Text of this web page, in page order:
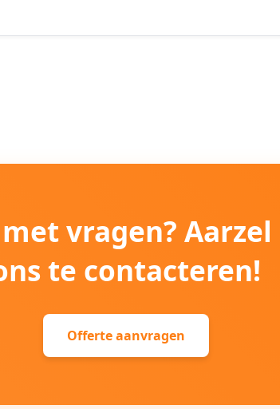
vragen?
te contacteren!
Offerte aanvragen